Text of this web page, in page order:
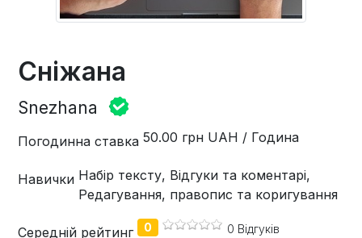
Сніжана
Snezhana
Погодинна ставка 50.00 грн UAH / Година
Навички Набір тексту, Відгуки та коментарі,
Редагування, правопис та коригування
Середній рейтинг 0 0 Відгуків